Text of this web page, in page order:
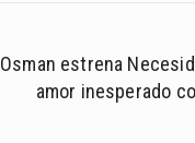
Osman estrena
amor inesperado